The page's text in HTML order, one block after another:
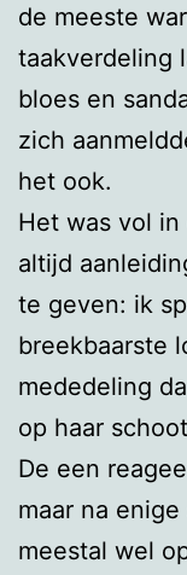
de meeste
taakverdeling
bloes en
zich
het ook.
Het was vol
altijd
te geven: ik
breekbaarste
mededeling
op haar
De een
maar na
meestal wel